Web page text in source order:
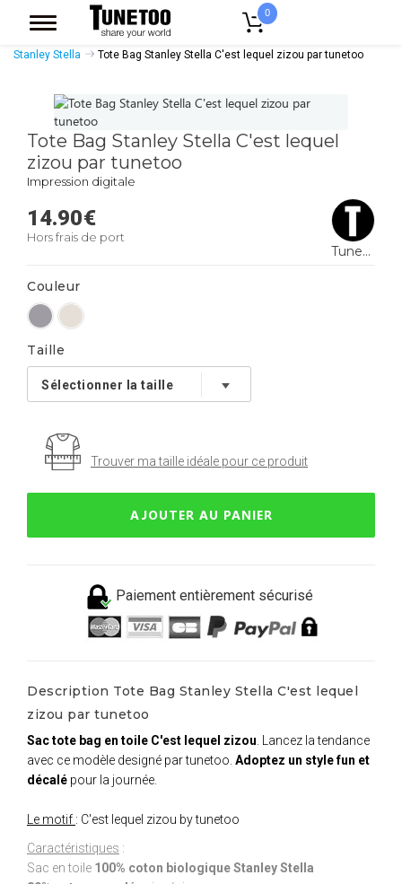
0
Accessoires Casquettes Tote Bags
Stanley Stella
Tote Bag Stanley Stella C'est lequel zizou par tunetoo
Tote Bag Stanley Stella C'est lequel
zizou par tunetoo
Impression digitale
14.90€
Hors frais de port
Tunetoo
Couleur
Taille
Trouver ma taille idéale pour ce produit
AJOUTER AU PANIER
Paiement entièrement sécurisé
Description Tote Bag Stanley Stella C'est lequel
zizou par tunetoo
Sac tote bag en toile C'est lequel zizou. Lancez la tendance
avec ce modèle designé par tunetoo. Adoptez un style fun et
décalé pour la journée.
Le motif : C'est lequel zizou by tunetoo
Caractéristiques :
Sac en toile 100% coton biologique Stanley Stella